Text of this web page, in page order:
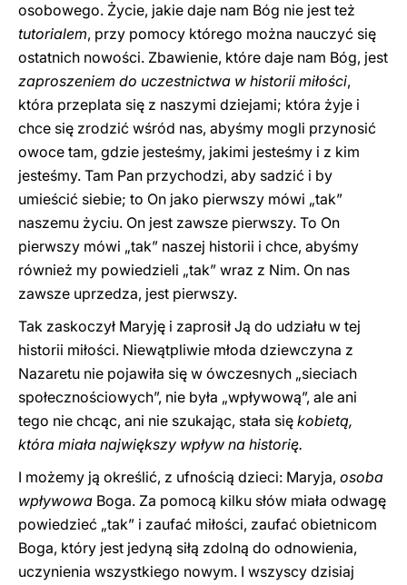
osobowego. Życie, jakie daje nam Bóg nie jest też
tutorialem, przy pomocy którego można nauczyć się
ostatnich nowości. Zbawienie, które daje nam Bóg, jest
zaproszeniem do uczestnictwa w historii miłości,
która przeplata się z naszymi dziejami; która żyje i
chce się zrodzić wśród nas, abyśmy mogli przynosić
owoce tam, gdzie jesteśmy, jakimi jesteśmy i z kim
jesteśmy. Tam Pan przychodzi, aby sadzić i by
umieścić siebie; to On jako pierwszy mówi „tak”
naszemu życiu. On jest zawsze pierwszy. To On
pierwszy mówi „tak” naszej historii i chce, abyśmy
również my powiedzieli „tak” wraz z Nim. On nas
zawsze uprzedza, jest pierwszy.
Tak zaskoczył Maryję i zaprosił Ją do udziału w tej
historii miłości. Niewątpliwie młoda dziewczyna z
Nazaretu nie pojawiła się w ówczesnych „sieciach
społecznościowych”, nie była „wpływową”, ale ani
tego nie chcąc, ani nie szukając, stała się kobietą,
która miała największy wpływ na historię.
I możemy ją określić, z ufnością dzieci: Maryja, osoba
wpływowa Boga. Za pomocą kilku słów miała odwagę
powiedzieć „tak” i zaufać miłości, zaufać obietnicom
Boga, który jest jedyną siłą zdolną do odnowienia,
uczynienia wszystkiego nowym. I wszyscy dzisiaj